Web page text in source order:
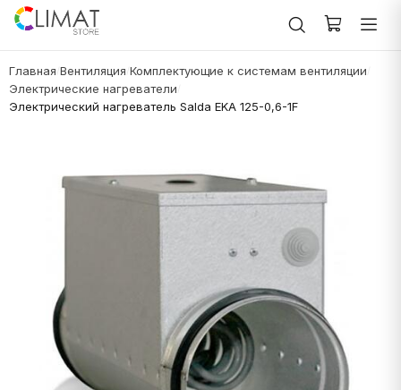
Главная Вентиляция Комплектующие к системам вентиляции
Электрические нагреватели
Электрический нагреватель Salda EKA 125-0,6-1F